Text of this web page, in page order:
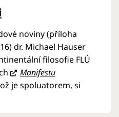
noviny (příloha
dr. Michael Hauser
filosofie FLÚ
Manifestu
je spoluatorem, si